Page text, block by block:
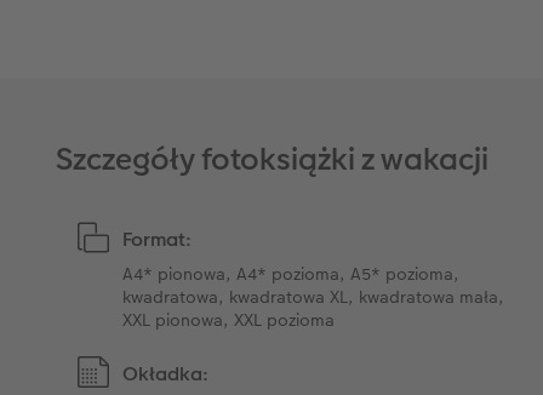
Szczegóły fotoksiążki z wakacji
Format:
A4* pionowa, A4* pozioma, A5* pozioma,
kwadratowa, kwadratowa XL, kwadratowa mała,
XXL pionowa, XXL pozioma
Okładka: